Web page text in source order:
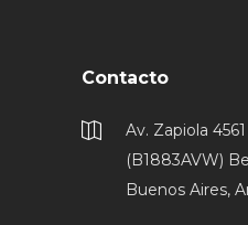
Contacto
Av. Zapiola
(B1883AVW)
Buenos Aires,